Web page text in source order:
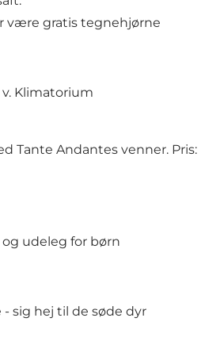
være gratis tegnehjørne
Klimatorium
Tante Andantes venner. Pris:
udeleg for børn
sig hej til de søde dyr